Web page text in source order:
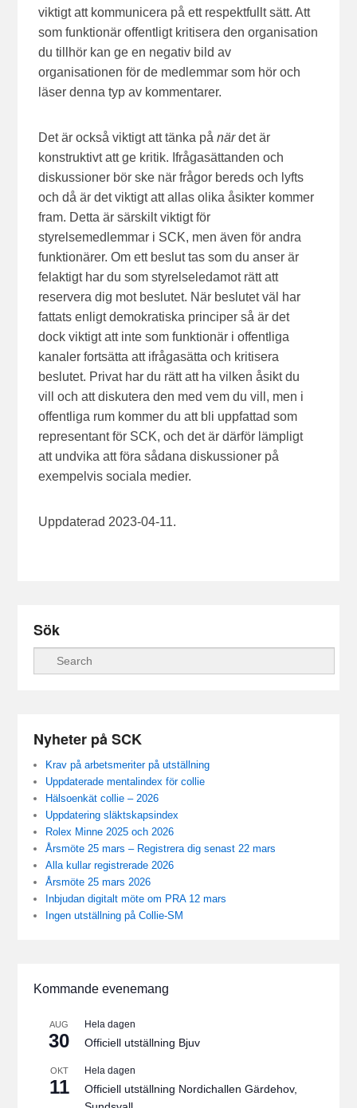
viktigt att kommunicera på ett respektfullt sätt. Att
som funktionär offentligt kritisera den organisation
du tillhör kan ge en negativ bild av
organisationen för de medlemmar som hör och
läser denna typ av kommentarer.
Det är också viktigt att tänka pånärdet är
konstruktivt att ge kritik. Ifrågasättanden och
diskussioner bör ske när frågor bereds och lyfts
och då är det viktigt att allas olika åsikter kommer
fram. Detta är särskilt viktigt för
styrelsemedlemmar i SCK, men även för andra
funktionärer. Om ett beslut tas som du anser är
felaktigt har du som styrelseledamot rätt att
reservera dig mot beslutet. När beslutet väl har
fattats enligt demokratiska principer så är det
dock viktigt att inte som funktionär i offentliga
kanaler fortsätta att ifrågasätta och kritisera
beslutet. Privat har du rätt att ha vilken åsikt du
vill och att diskutera den med vem du vill, men i
offentliga rum kommer du att bli uppfattad som
representant för SCK, och det är därför lämpligt
att undvika att föra sådana diskussioner på
exempelvis sociala medier.
Uppdaterad 2023-04-11.
Sök
Nyheter på SCK
Krav på arbetsmeriter på utställning
Uppdaterade mentalindex för collie
Hälsoenkät collie – 2026
Uppdatering släktskapsindex
Rolex Minne 2025 och 2026
Årsmöte 25 mars – Registrera dig senast 22 mars
Alla kullar registrerade 2026
Årsmöte 25 mars 2026
Inbjudan digitalt möte om PRA 12 mars
Ingen utställning på Collie-SM
Kommande evenemang
AUG
30
Hela dagen
Officiell utställning Bjuv
OKT
11
Hela dagen
Officiell utställning Nordichallen Gärdehov,